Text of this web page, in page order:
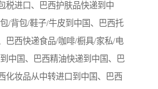
税进口、巴西护肤品快递到中
/背包/鞋子/牛皮到中国、巴西托
巴西快递食品/咖啡/橱具/家私/电
中国、巴西精油快递到中国、巴
化妆品从中转进口到中国、巴西